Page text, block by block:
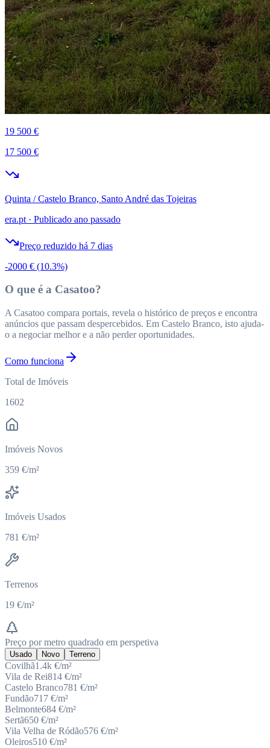
19 500 €
17 500 €
Quinta / Castelo Branco, Santo André das Tojeiras
era.pt · Publicado ano passado
Preço reduzido há 7 dias
-2000 € (10.3%)
O que é a Casatoo?
A Casatoo compara portais, revela o histórico de preços e encontra
anúncios que passam despercebidos. Em Castelo Branco, isto ajuda-
o a negociar melhor e a não perder oportunidades.
Como funciona
Total de Imóveis
1602
Imóveis Novos
359 €/m²
Imóveis Usados
781 €/m²
Terrenos
19 €/m²
Preço por metro quadrado em perspetiva
Usado Novo Terreno
Covilhã1.4k €/m²
Vila de Rei814 €/m²
Castelo Branco781 €/m²
Fundão717 €/m²
Belmonte684 €/m²
Sertã650 €/m²
Vila Velha de Ródão576 €/m²
Oleiros510 €/m²